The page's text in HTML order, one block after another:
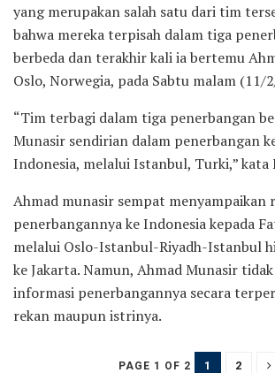
yang merupakan salah satu dari tim
bahwa mereka terpisah dalam tiga
berbeda dan terakhir kali ia bertemu
Oslo, Norwegia, pada Sabtu malam (11/
“Tim terbagi dalam tiga penerbangan
Munasir sendirian dalam penerbangan
Indonesia, melalui Istanbul, Turki,” kata
Ahmad munasir sempat menyampaikan
penerbangannya ke Indonesia kepada
melalui Oslo-Istanbul-Riyadh-Istanbul
ke Jakarta. Namun, Ahmad Munasir
informasi penerbangannya secara
rekan maupun istrinya.
PAGE 1 OF 2 1 2